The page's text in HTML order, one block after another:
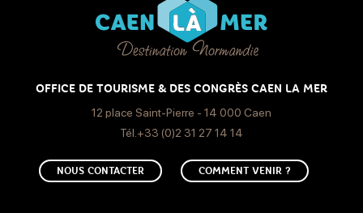
OFFICE DE TOURISME & DES CONGRÈS CAEN LA MER
12 place Saint-Pierre - 14 000 Caen
Tél.+33 (0)2 31 27 14 14
NOUS CONTACTER COMMENT VENIR ?